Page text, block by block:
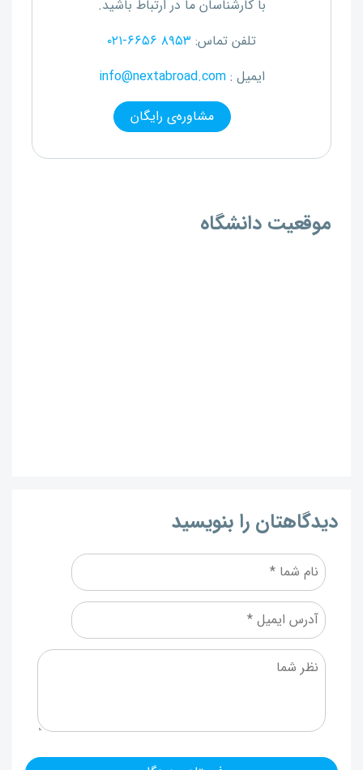
با کارشناسان ما در ارتباط باشید.
تلفن تماس:۰۲۱-۶۶۵۶ ۸۹۵۳
ایمیل : info@nextabroad.com
مشاوره‌ی رایگان
موقعیت دانشگاه
دیدگاهتان را بنویسید